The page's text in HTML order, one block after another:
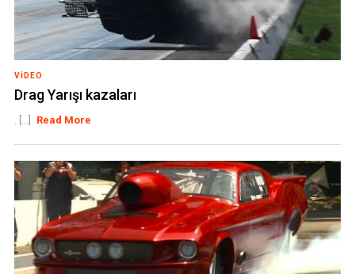
VIDEO
Drag Yarışı kazaları
. [...] Read More